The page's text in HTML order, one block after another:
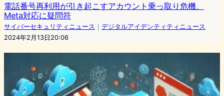
電話番号再利用が引き起こすアカウント乗っ取り危機、
Meta対応に疑問符
サイバーセキュリティニュース ｜ デジタルアイデンティティニュース
2024年2月13日20:06